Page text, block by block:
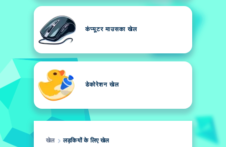
कंप्यूटर माउसका खेल
डेकोरेशन खेल
खेल लड़कियों के लिए खेल